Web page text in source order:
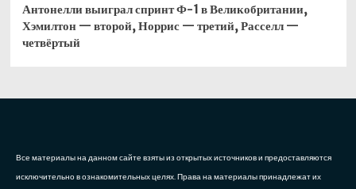
Антонелли выиграл спринт Ф-1 в Великобритании,
Хэмилтон — второй, Норрис — третий, Расселл —
четвёртый
Все материалы на данном сайте взяты из открытых источников и предоставляются
исключительно в ознакомительных целях. Права на материалы принадлежат их